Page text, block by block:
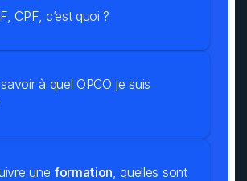
à quel OPCO je suis
une formation
, quelles sont
CPF, c’est quoi ?